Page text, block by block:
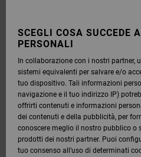
SCEGLI COSA SUCCEDE
PERSONALI
In collaborazione con i nostri partner,
sistemi equivalenti per salvare e/o
tuo dispositivo. Tali informazioni
navigazione e il tuo indirizzo IP)
offrirti contenuti e informazioni
dei contenuti e della pubblicità, per
conoscere meglio il nostro pubblico o
prodotti dei nostri partner. Puoi
tuo consenso all’uso di determinati